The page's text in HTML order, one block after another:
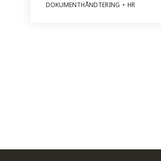
DOKUMENTHÅNDTERING
HR